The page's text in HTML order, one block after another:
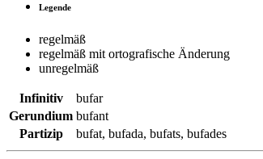
Legende
regelmäß
regelmäß mit ortografische Änderung
unregelmäß
Infinitiv
bufar
Gerundium bufant
Partizip
bufat, bufada, bufats, bufades